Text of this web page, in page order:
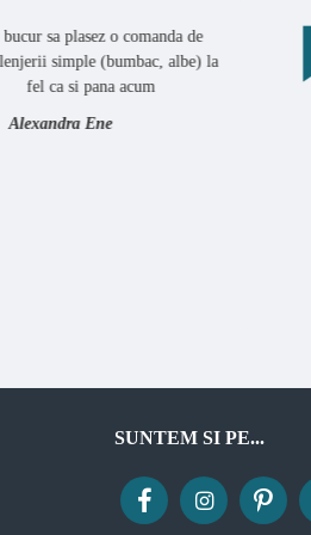
de
albe) la
Am ajuns in
Va
SUNTEM SI PE...